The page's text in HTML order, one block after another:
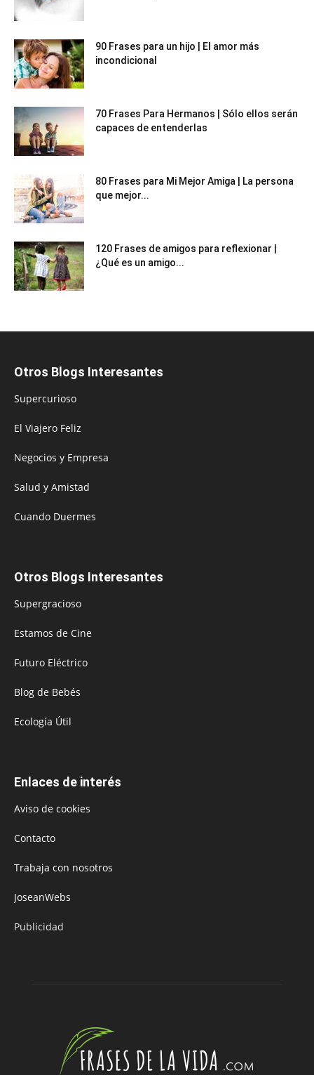
90 Frases para un hijo | El amor más
incondicional
70 Frases Para Hermanos | Sólo ellos serán
capaces de entenderlas
80 Frases para Mi Mejor Amiga | La persona
que mejor...
120 Frases de amigos para reflexionar |
¿Qué es un amigo...
Otros Blogs Interesantes
Supercurioso
El Viajero Feliz
Negocios y Empresa
Salud y Amistad
Cuando Duermes
Otros Blogs Interesantes
Supergracioso
Estamos de Cine
Futuro Eléctrico
Blog de Bebés
Ecología Útil
Enlaces de interés
Aviso de cookies
Contacto
Trabaja con nosotros
JoseanWebs
Publicidad